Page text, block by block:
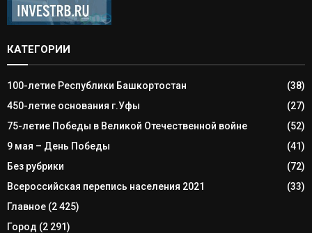
КАТЕГОРИИ
100-летие Республики Башкортостан
(38)
450-летие основания г.Уфы
(27)
75-летие Победы в Великой Отечественной войне
(52)
9 мая – День Победы
(41)
Без рубрики
(72)
Всероссийская перепись населения 2021
(33)
Главное (2 425)
Город (2 291)